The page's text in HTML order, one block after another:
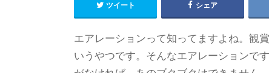
ツイート シェア
エアレーションって知ってますよね。観
いうやつです。そんなエアレーションで